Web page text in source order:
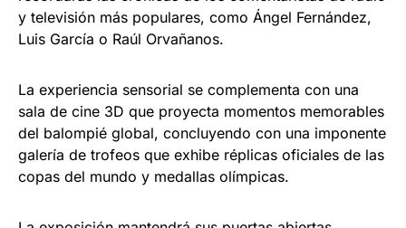
y televisión más populares, como Ángel Fernández,
Luis García o Raúl Orvañanos.
La experiencia sensorial se complementa con una
sala de cine 3D que proyecta momentos memorables
del balompié global, concluyendo con una imponente
galería de trofeos que exhibe réplicas oficiales de las
copas del mundo y medallas olímpicas.